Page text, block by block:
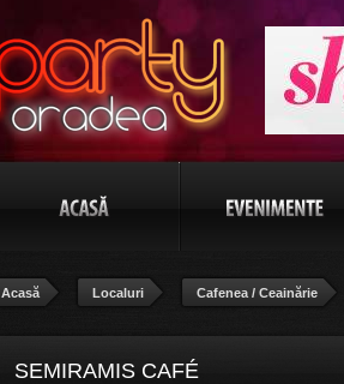
Acasă Localuri Cafenea / Ceainărie
SEMIRAMIS CAFÉ